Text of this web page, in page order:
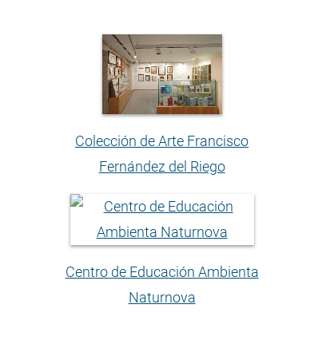
Colección de Arte Francisco
Fernández del Riego
Centro de Educación Ambienta
Naturnova